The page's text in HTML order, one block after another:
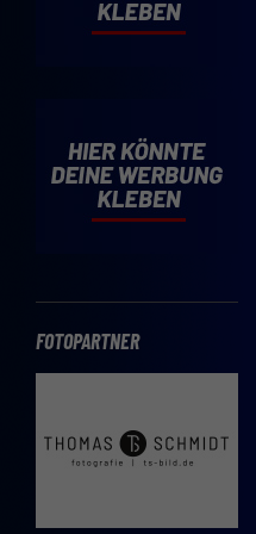
FOTOPARTNER